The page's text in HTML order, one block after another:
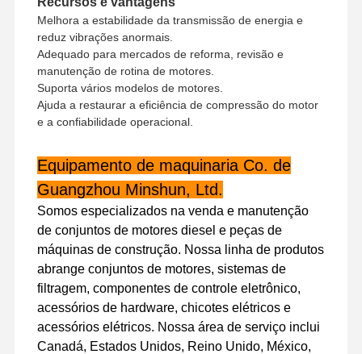
Para Casa Produtos Show De RV Sobre Nós
Melhora a estabilidade da transmissão de energia e
reduz vibrações anormais.
Adequado para mercados de reforma, revisão e
manutenção de rotina de motores.
Suporta vários modelos de motores.
Ajuda a restaurar a eficiência de compressão do motor
e a confiabilidade operacional.
Equipamento de maquinaria Co. de
Guangzhou Minshun, Ltd.
Somos especializados na venda e manutenção
de conjuntos de motores diesel e peças de
máquinas de construção. Nossa linha de produtos
abrange conjuntos de motores, sistemas de
filtragem, componentes de controle eletrônico,
acessórios de hardware, chicotes elétricos e
acessórios elétricos. Nossa área de serviço inclui
Canadá, Estados Unidos, Reino Unido, México,